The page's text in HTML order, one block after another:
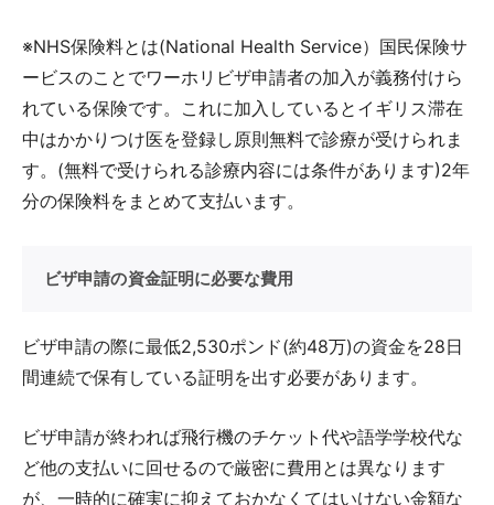
※NHS保険料とは(National Health Service）国民保険サ
ービスのことでワーホリビザ申請者の加入が義務付けら
れている保険です。これに加入しているとイギリス滞在
中はかかりつけ医を登録し原則無料で診療が受けられま
す。(無料で受けられる診療内容には条件があります)2年
分の保険料をまとめて支払います。
ビザ申請の資金証明に必要な費用
ビザ申請の際に最低2,530ポンド(約48万)の資金を28日
間連続で保有している証明を出す必要があります。
ビザ申請が終われば飛行機のチケット代や語学学校代な
ど他の支払いに回せるので厳密に費用とは異なります
が、一時的に確実に抑えておかなくてはいけない金額な